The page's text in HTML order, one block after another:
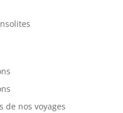
de nos voyages